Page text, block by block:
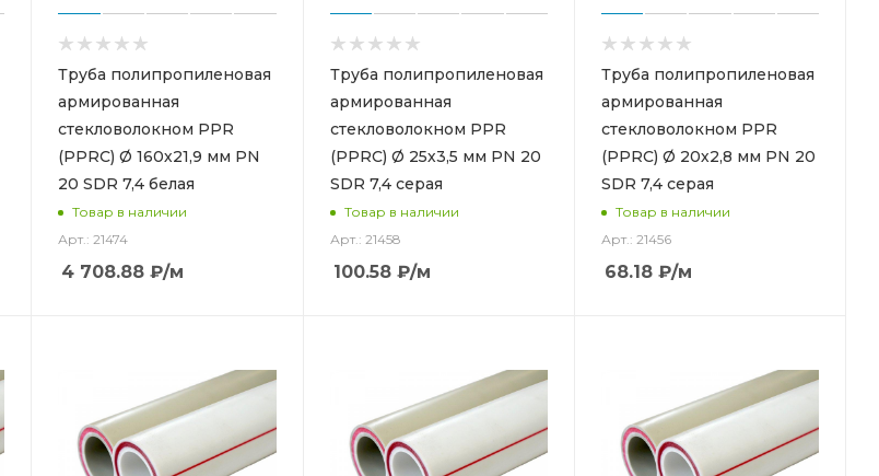
Труба полипропиленовая
армированная
стекловолокном PPR
(PPRC) Ø 160х21,9 мм PN
20 SDR 7,4 белая
Товар в наличии
Арт.: 21474
4 708.88 ₽/м
Труба полипропиленовая
армированная
стекловолокном PPR
(PPRC) Ø 25х3,5 мм PN 20
SDR 7,4 серая
Товар в наличии
Арт.: 21458
100.58₽/м
Труба полипропиленовая
армированная
стекловолокном PPR
(PPRC) Ø 20х2,8 мм PN 20
SDR 7,4 серая
Товар в наличии
Арт.: 21456
68.18₽/м